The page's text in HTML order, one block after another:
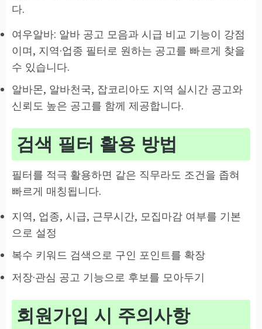
다.
여우알바: 알바 공고 모음과 시급 비교 기능이 강점
이며, 지역·업종 필터로 원하는 공고를 빠르게 찾을
수 있습니다.
알바몬, 알바천국, 잡코리아도 지역 실시간 공고와
신뢰도 높은 공고를 함께 제공합니다.
검색 필터 활용 방법
필터를 적극 활용하면 같은 직무라도 조건을 좁혀
빠르게 매칭됩니다.
지역, 업종, 시급, 근무시간, 모집마감 여부를 기본
으로 설정
복수 키워드 검색으로 구인 포인트를 확장
저장·관심 공고 기능으로 후보를 모아두기
회원가입 시 주의사항